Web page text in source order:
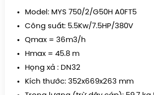
Model: MYS 750/2/G50H A0FT5
Công suất: 5.5Kw/7.5HP/380V
Qmax = 36m3/h
Hmax = 45.8 m
Họng xả : DN32
Kích thước: 352x669x263 mm